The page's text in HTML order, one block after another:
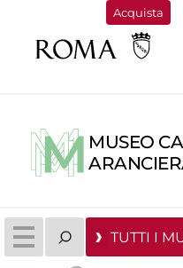
Acquista
MUSEO
TUTTI I